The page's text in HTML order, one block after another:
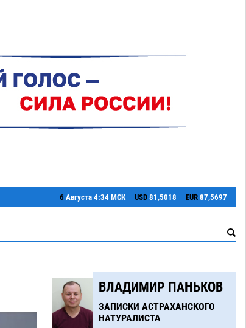
6 Августа 4:34 МСК USD 81,5018 EUR 87,5697
ВЛАДИМИР ПАНЬКОВ
ЗАПИСКИ АСТРАХАНСКОГО
НАТУРАЛИСТА